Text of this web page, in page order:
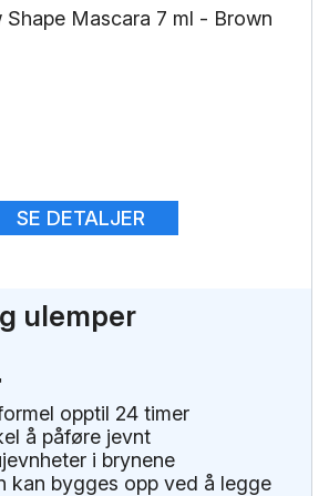
ulemper
opptil 24 timer
å påføre jevnt
i brynene
kan bygges opp ved å legge
SE DETALJER